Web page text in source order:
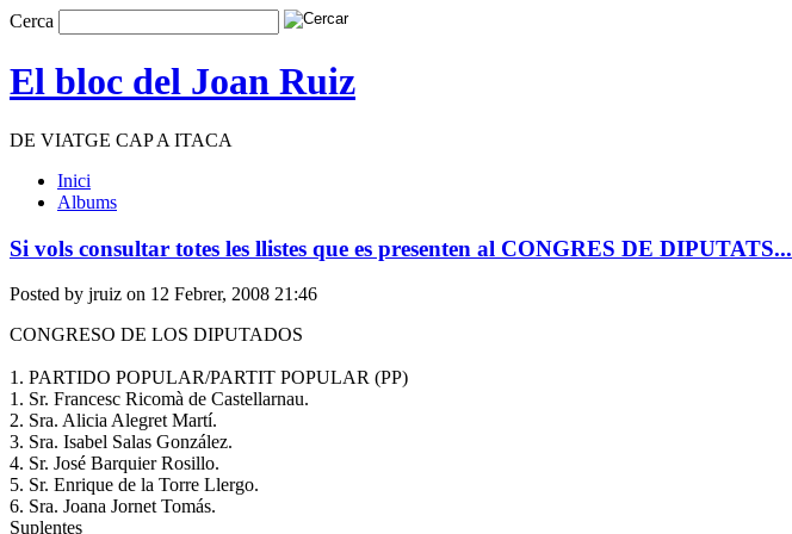
Cerca
El bloc del Joan Ruiz
DE VIATGE CAP A ITACA
Inici
Albums
Si vols consultar totes les llistes que es presenten al CONGRES DE DIPUTATS...
Posted by jruiz on 12 Febrer, 2008 21:46
CONGRESO DE LOS DIPUTADOS
1. PARTIDO POPULAR/PARTIT POPULAR (PP)
1. Sr. Francesc Ricomà de Castellarnau.
2. Sra. Alicia Alegret Martí.
3. Sra. Isabel Salas González.
4. Sr. José Barquier Rosillo.
5. Sr. Enrique de la Torre Llergo.
6. Sra. Joana Jornet Tomás.
Suplentes